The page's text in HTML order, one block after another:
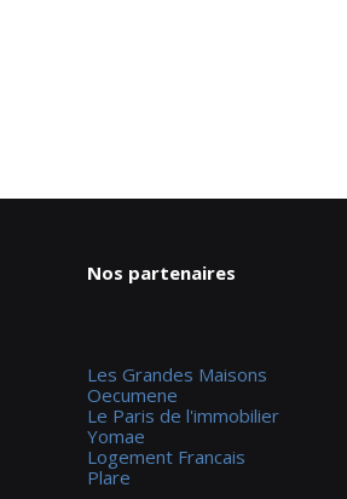
Nos partenaires
Les Grandes Maisons
Oecumene
Le Paris de l'immobilier
Yomae
Logement Francais
Plare